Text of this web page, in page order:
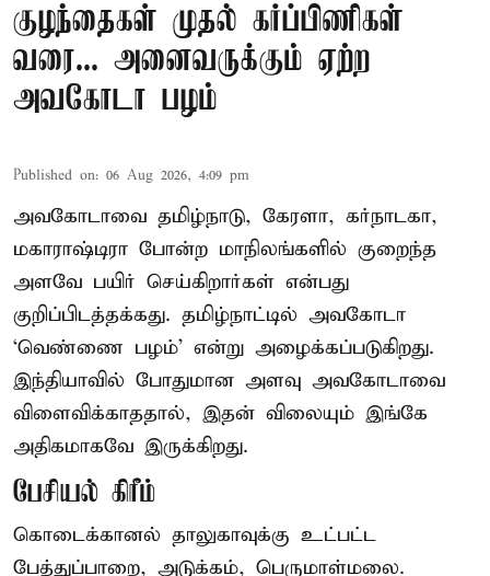
குழந்தைகள் முதல் கர்ப்பிணிகள்
வரை... அனைவருக்கும் ஏற்ற
அவகோடா பழம்
Published on: 06 Aug 2026, 4:09 pm
அவகோடாவை தமிழ்நாடு, கேரளா, கர்நாடகா,
மகாராஷ்டிரா போன்ற மாநிலங்களில் குறைந்த
அளவே பயிர் செய்கிறார்கள் என்பது
குறிப்பிடத்தக்கது. தமிழ்நாட்டில் அவகோடா
‘வெண்ணை பழம்’ என்று அழைக்கப்படுகிறது.
இந்தியாவில் போதுமான அளவு அவகோடாவை
விளைவிக்காததால், இதன் விலையும் இங்கே
அதிகமாகவே இருக்கிறது.
பேசியல் கிரீம்
கொடைக்கானல் தாலுகாவுக்கு உட்பட்ட
பேத்துப்பாறை, அடுக்கம், பெருமாள்மலை.